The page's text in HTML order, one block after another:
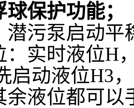
保护功能；
潜污泵启动
：实时液位H
启动液位H3
余液位都可